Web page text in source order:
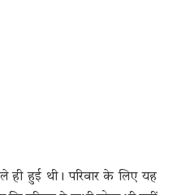
ही हुई थी। परिवार के लिए यह